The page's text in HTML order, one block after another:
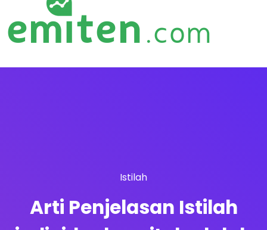
Istilah
Arti Penjelasan Istilah